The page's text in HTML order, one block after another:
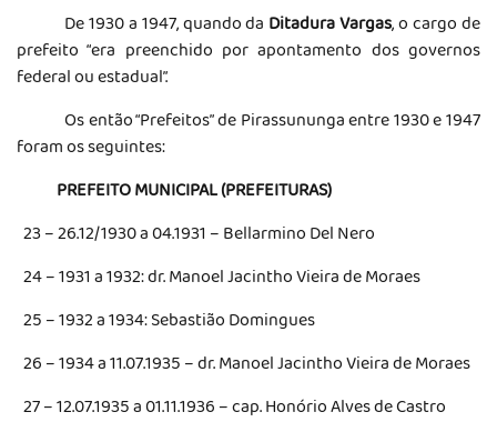
De 1930 a 1947, quando da Ditadura Vargas, o cargo de
prefeito “era preenchido por apontamento dos governos
federal ou estadual”.
Os então “Prefeitos” de Pirassununga entre 1930 e 1947
foram os seguintes:
PREFEITO MUNICIPAL (PREFEITURAS)
23 – 26.12/1930 a 04.1931 – Bellarmino Del Nero
24 – 1931 a 1932: dr. Manoel Jacintho Vieira de Moraes
25 – 1932 a 1934: Sebastião Domingues
26 – 1934 a 11.07.1935 – dr. Manoel Jacintho Vieira de Moraes
27 – 12.07.1935 a 01.11.1936 – cap. Honório Alves de Castro